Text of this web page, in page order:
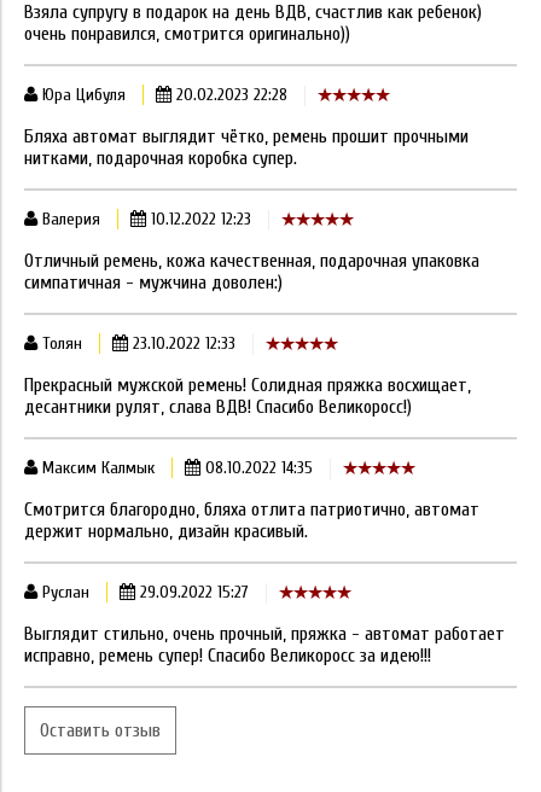
Взяла супругу в подарок на день ВДВ, счастлив как ребенок)
очень понравился, смотрится оригинально))
Юра Цибуля 20.02.2023 22:28
Бляха автомат выглядит чётко, ремень прошит прочными
нитками, подарочная коробка супер.
Валерия 10.12.2022 12:23
Отличный ремень, кожа качественная, подарочная упаковка
симпатичная - мужчина доволен:)
Толян 23.10.2022 12:33
Прекрасный мужской ремень! Солидная пряжка восхищает,
десантники рулят, слава ВДВ! Спасибо Великоросс!)
Максим Калмык 08.10.2022 14:35
Смотрится благородно, бляха отлита патриотично, автомат
держит нормально, дизайн красивый.
Руслан 29.09.2022 15:27
Выглядит стильно, очень прочный, пряжка - автомат работает
исправно, ремень супер! Спасибо Великоросс за идею!!!
Оставить отзыв